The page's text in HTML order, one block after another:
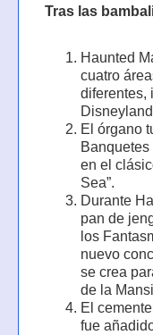
Tras las
Haunted
cuatro
diferentes,
El órgano
en el
Sea”.
Durante
pan de
los
nuevo
se crea
de la
El
fue